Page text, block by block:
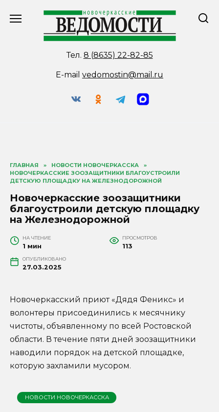
Тел. 8 (8635) 22-82-85
E-mail vedomostin@mail.ru
ГЛАВНАЯ » НОВОСТИ НОВОЧЕРКАССКА
»
НОВОЧЕРКАССКИЕ ЗООЗАЩИТНИКИ БЛАГОУСТРОИЛИ
ДЕТСКУЮ ПЛОЩАДКУ НА ЖЕЛЕЗНОДОРОЖНОЙ
Новочеркасские зоозащитники
благоустроили детскую площадку
на Железнодорожной
НА ЧТЕНИЕ
1 мин
ПРОСМОТРОВ
113
ОПУБЛИКОВАНО
27.03.2025
Новочеркасский приют «Дядя Феникс» и
волонтеры присоединились к месячнику
чистоты, объявленному по всей Ростовской
области. В течение пяти дней зоозащитники
наводили порядок на детской площадке,
которую захламили мусором.
НОВОСТИ НОВОЧЕРКАССКА